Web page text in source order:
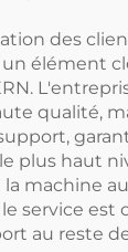
des
élément
qualité,
plus haut
machine
service est
au reste